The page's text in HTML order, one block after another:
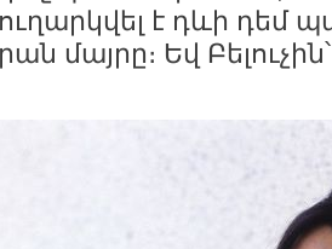
է դևի դեմ
մայրը։ Եվ